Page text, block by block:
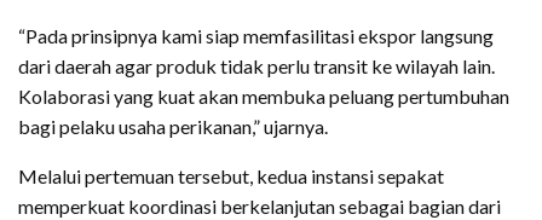
“Pada prinsipnya kami siap memfasilitasi ekspor langsung
dari daerah agar produk tidak perlu transit ke wilayah lain.
Kolaborasi yang kuat akan membuka peluang pertumbuhan
bagi pelaku usaha perikanan,” ujarnya.
Melalui pertemuan tersebut, kedua instansi sepakat
memperkuat koordinasi berkelanjutan sebagai bagian dari